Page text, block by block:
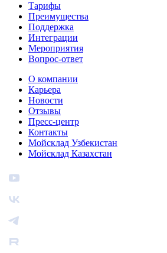
Тарифы
Преимущества
Поддержка
Интеграции
Мероприятия
Вопрос-ответ
О компании
Карьера
Новости
Отзывы
Пресс-центр
Контакты
Мойсклад Узбекистан
Мойсклад Казахстан